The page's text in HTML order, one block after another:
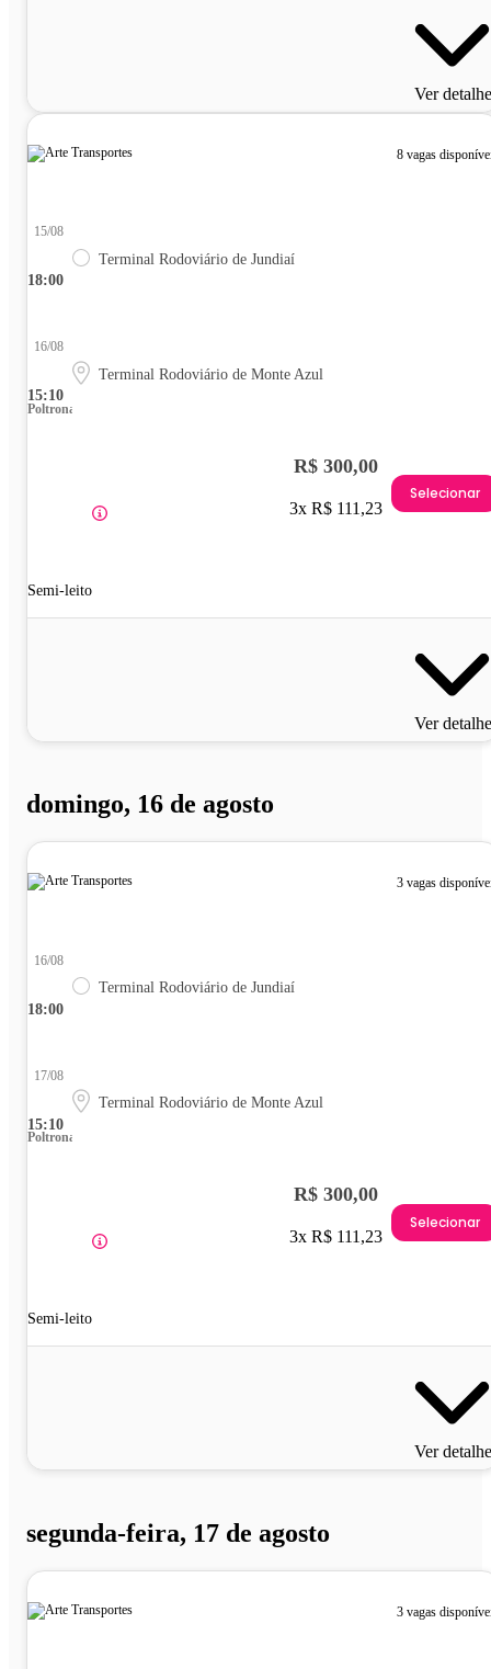
Ver
8 vagas
18:00
15/08
Terminal Rodoviário de Jundiaí
15:10
16/08
Terminal Rodoviário de Monte Azul
Poltrona
Semi-leito
R$ 300,00
3x R$ 111,23
Selecionar
Ver
domingo, 16 de agosto
3 vagas
18:00
16/08
Terminal Rodoviário de Jundiaí
15:10
17/08
Terminal Rodoviário de Monte Azul
Poltrona
Semi-leito
R$ 300,00
3x R$ 111,23
Selecionar
Ver
segunda-feira, 17 de agosto
3 vagas